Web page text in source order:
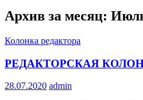
Архив за месяц:
Колонка редактора
РЕДАКТОРСКАЯ
28.07.2020 admin